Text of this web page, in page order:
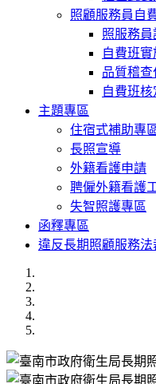
照顧服務員自
照服務
自費班
品質稽查
自費班
主題專區
住宿式補助專
長照宣導
外籍看護申請
聘僱外籍看護
失智照護專區
函釋專區
違反長期照顧服務法